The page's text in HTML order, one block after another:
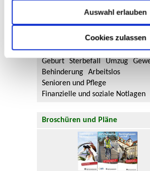
Cookies zulassen
Auswahl erlauben
Neu in Recklinghausen
Heiraten
Geburt
Sterbefall Umzug
Behinderung
Arbeitslos
Senioren und Pflege
Finanzielle und soziale Notlagen
Broschüren und Pläne